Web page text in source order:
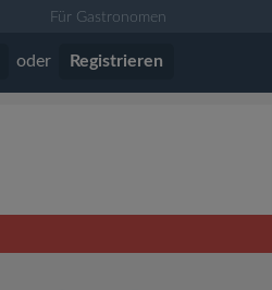
Für Gastronomen
oder Registrieren